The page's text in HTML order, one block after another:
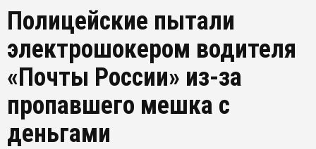
Полицейские пытали
электрошокером водителя
«Почты России» из-за
пропавшего мешка с
деньгами